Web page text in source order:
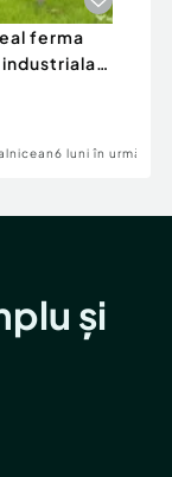
ferma
71 ml la
6 luni în urmă
și